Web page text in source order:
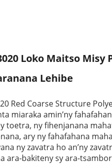
Loko Maitso
Lehibe
Red Coarse Structure
miaraka amin’ny
toetra, ny fihenjanana
ary ny fahafahana
ny zavatra ho an’ny
ara-bakiteny sy ara-